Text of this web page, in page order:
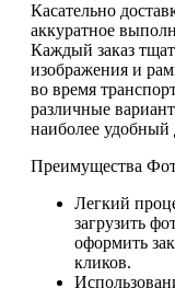
Касательно
аккуратное
Каждый заказ
изображения и
во время
различные
наиболее удобный
Преимущества
Легкий
загрузить
оформить
кликов.